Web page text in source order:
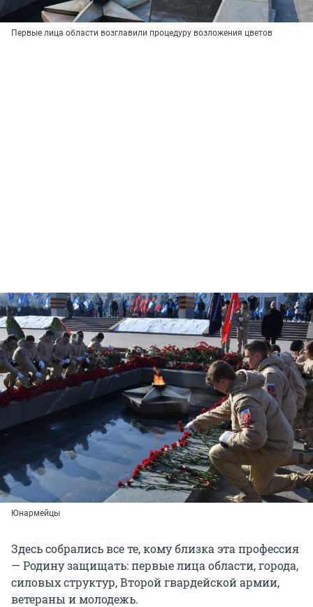
Первые лица области возглавили процедуру возложения цветов
Юнармейцы
Здесь собрались все те, кому близка эта профессия
— Родину защищать: первые лица области, города,
силовых структур, Второй гвардейской армии,
ветераны и молодежь.